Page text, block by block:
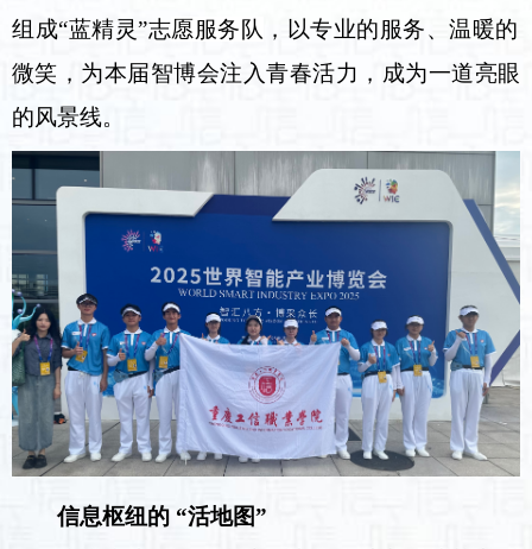
组成“蓝精灵”志愿服务 队 ，以专业的服务、温暖的
微笑，为本届智博会注入青春活力，成为一道亮眼
的风景线。
信息枢纽的 “活地图”